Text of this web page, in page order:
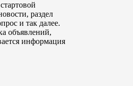
раздел
и так далее.
объявлений,
информация